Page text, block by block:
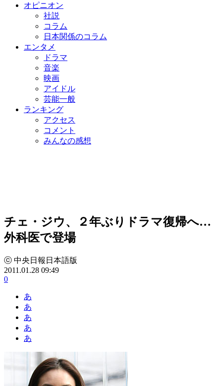
オピニオン
社説
コラム
日本関係のコラム
エンタメ
ドラマ
音楽
映画
アイドル
芸能一般
ランキング
アクセス
コメント
みんなの感想
チェ・ジウ、２年ぶりドラマ復帰へ…
外科医で登場
ⓒ 中央日報日本語版
2011.01.28 09:49
0
あ
あ
あ
あ
あ